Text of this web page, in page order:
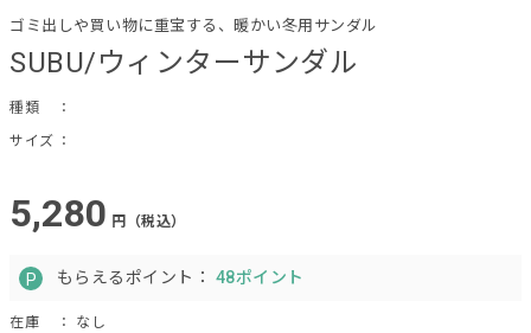
SUBU/ウィンターサンダル
ゴミ出しや買い物に重宝する、暖かい冬用サンダル
種類
：
サイズ ：
5,280 円（税込）
もらえるポイント： 48ポイント
在庫 ： なし